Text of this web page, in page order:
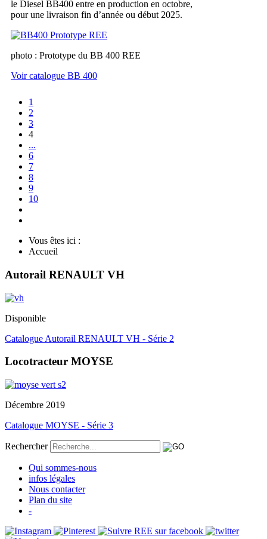
le Diesel BB400 entre en production en octobre,
pour une livraison fin d’année ou début 2025.
photo : Prototype du BB 400 REE
Voir catalogue BB 400
1
2
3
4
...
6
7
8
9
10
Vous êtes ici :
Accueil
Autorail RENAULT VH
Disponible
Catalogue Autorail RENAULT VH - Série 2
Locotracteur MOYSE
Décembre 2019
Catalogue MOYSE - Série 3
Rechercher
Qui sommes-nous
infos légales
Nous contacter
Plan du site
-